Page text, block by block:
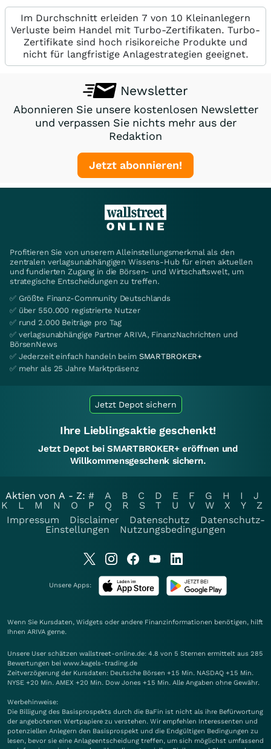
Im Durchschnitt erleiden 7 von 10 Kleinanlegern
Verluste beim Handel mit Turbo-Zertifikaten. Turbo-
Zertifikate sind hoch risikoreiche Produkte und
nicht für langfristige Anlagestrategien geeignet.
Newsletter
Abonnieren Sie unsere kostenlosen Newsletter
und verpassen Sie nichts mehr aus der
Redaktion
Jetzt abonnieren!
Profitieren Sie von unserem Alleinstellungsmerkmal als den
zentralen verlagsunabhängigen Wissens-Hub für einen aktuellen
und fundierten Zugang in die Börsen- und Wirtschaftswelt, um
strategische Entscheidungen zu treffen.
✅ Größte Finanz-Community Deutschlands
✅ über 550.000 registrierte Nutzer
✅ rund 2.000 Beiträge pro Tag
✅ verlagsunabhängige Partner ARIVA, FinanzNachrichten und
BörsenNews
✅ Jederzeit einfach handeln beim SMARTBROKER+
✅ mehr als 25 Jahre Marktpräsenz
Jetzt Depot sichern
Ihre Lieblingsaktie geschenkt!
Jetzt Depot bei SMARTBROKER+ eröffnen und
Willkommensgeschenk sichern.
Aktien von A - Z: # A B C D E F G H I
J
K
L M N O P Q R S T U V W X Y
Z
Impressum
Disclaimer Datenschutz
Datenschutz-
Einstellungen
Nutzungsbedingungen
Unsere Apps:
Wenn Sie Kursdaten, Widgets oder andere Finanzinformationen benötigen, hilft
Ihnen ARIVA gerne.
Unsere User schätzen wallstreet-online.de: 4.8 von 5 Sternen ermittelt aus 285
Bewertungen bei www.kagels-trading.de
Zeitverzögerung der Kursdaten: Deutsche Börsen +15 Min. NASDAQ +15 Min.
NYSE +20 Min. AMEX +20 Min. Dow Jones +15 Min. Alle Angaben ohne Gewähr.
Werbehinweise:
Die Billigung des Basisprospekts durch die BaFin ist nicht als ihre Befürwortung
der angebotenen Wertpapiere zu verstehen. Wir empfehlen Interessenten und
potenziellen Anlegern den Basisprospekt und die Endgültigen Bedingungen zu
lesen, bevor sie eine Anlageentscheidung treffen, um sich möglichst umfassend